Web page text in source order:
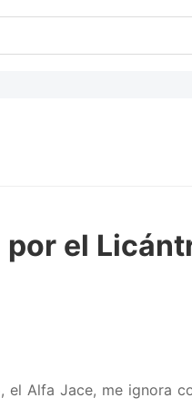
por el
el Alfa Jace, me ignora